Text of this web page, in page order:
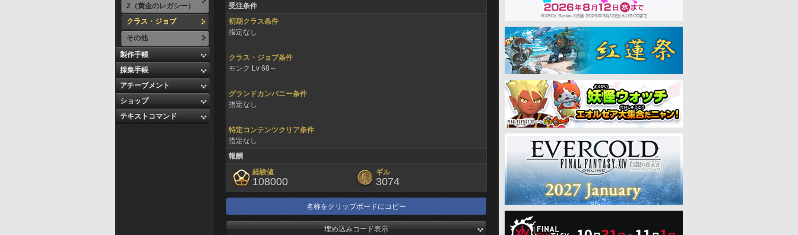
2（黄金のレガシー）
クラス・ジョブ
その他
製作手帳
採集手帳
アチーブメント
ショップ
テキストコマンド
受注条件
初期クラス条件
指定なし
クラス・ジョブ条件
モンク Lv 68～
グランドカンパニー条件
指定なし
特定コンテンツクリア条件
指定なし
報酬
経験値
108000
ギル
3074
名称をクリップボードにコピー
埋め込みコード表示